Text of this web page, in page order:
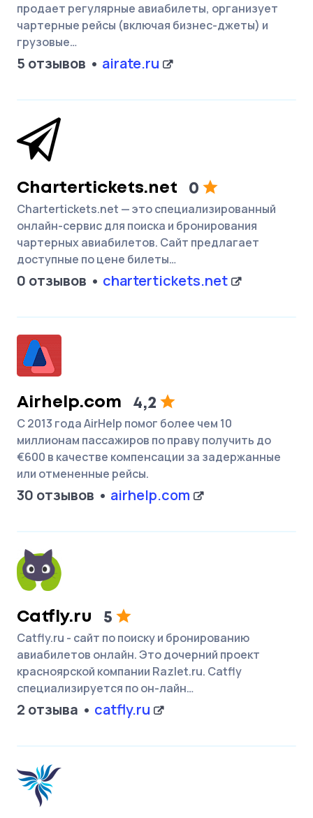
продает регулярные авиабилеты, организует
чартерные рейсы (включая бизнес-джеты) и
грузовые…
5 отзывов airate.ru
Chartertickets.net 0
Chartertickets.net — это специализированный
онлайн-сервис для поиска и бронирования
чартерных авиабилетов. Сайт предлагает
доступные по цене билеты…
0 отзывов chartertickets.net
Airhelp.com 4,2
С 2013 года AirHelp помог более чем 10
миллионам пассажиров по праву получить до
€600 в качестве компенсации за задержанные
или отмененные рейсы.
30 отзывов airhelp.com
Catfly.ru 5
Catfly.ru - сайт по поиску и бронированию
авиабилетов онлайн. Это дочерний проект
красноярской компании Razlet.ru. Catfly
специализируется по он-лайн…
2 отзыва catfly.ru